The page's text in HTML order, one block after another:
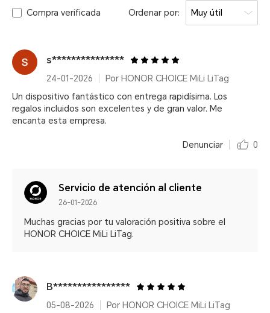
Compra verificada Ordenar por: Muy útil
s***************
24-01-2026
Por HONOR CHOICE MiLi LiTag
Un dispositivo fantástico con entrega rapidísima. Los
regalos incluidos son excelentes y de gran valor. Me
encanta esta empresa.
Denunciar 0
Servicio de atención al cliente
26-01-2026
Muchas gracias por tu valoración positiva sobre el
HONOR CHOICE MiLi LiTag.
B****************
05-08-2026
Por HONOR CHOICE MiLi LiTag